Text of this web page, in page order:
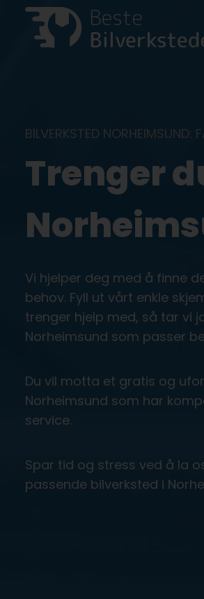
content
BILVERKSTED NORHEIMSUND:
Trenger
Vi hjelper deg med å finne
behov. Fyll ut vårt enkle
trenger hjelp med, så tar vi
Norheimsund som passer
Du vil motta et gratis og
Norheimsund som har
service.
Spar tid og stress ved å la
passende bilverksted i